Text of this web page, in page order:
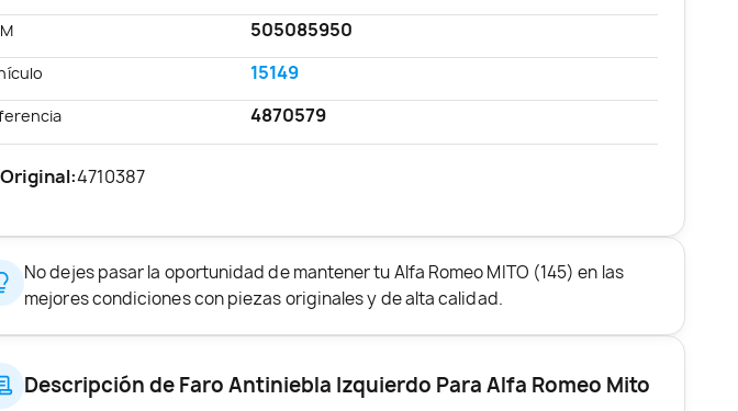
505085950
15149
4870579
4710387
No dejes pasar la oportunidad de mantener tu Alfa Romeo MITO (145) en las
mejores condiciones con piezas originales y de alta calidad.
Descripción de Faro Antiniebla Izquierdo Para Alfa Romeo Mito